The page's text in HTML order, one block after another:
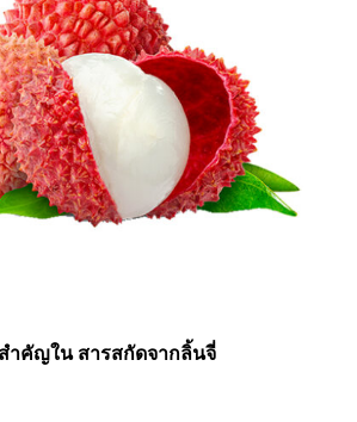
ำคัญใน สารสกัดจากลิ้นจี่